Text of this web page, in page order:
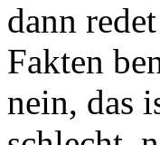
dann
Fakten
nein, das